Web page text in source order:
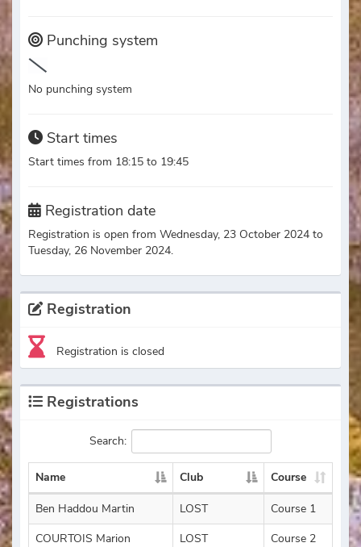
Punching system
No punching system
Start times
Start times from 18:15 to 19:45
Registration date
Registration is open from Wednesday, 23 October 2024 to
Tuesday, 26 November 2024.
Registration
Registration is closed
Registrations
Search:
Name Club Course
Ben Haddou Martin LOST
Course 1
COURTOIS Marion
LOST
Course 2